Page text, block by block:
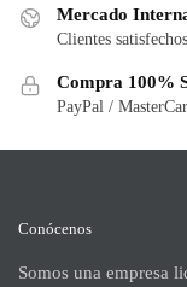
Mercado
Clientes
Compra 100%
PayPal /
Conócenos
Somos una empresa